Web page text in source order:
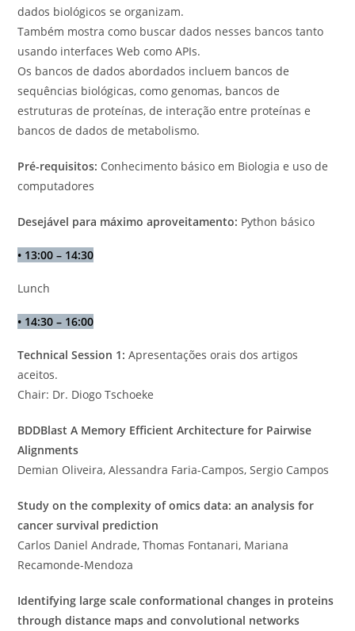
dados biológicos se organizam.
Também mostra como buscar dados nesses bancos tanto
usando interfaces Web como APIs.
Os bancos de dados abordados incluem bancos de
sequências biológicas, como genomas, bancos de
estruturas de proteínas, de interação entre proteínas e
bancos de dados de metabolismo.
Pré-requisitos: Conhecimento básico em Biologia e uso de
computadores
Desejável para máximo aproveitamento: Python básico
• 13:00 – 14:30
Lunch
• 14:30 – 16:00
Technical Session 1: Apresentações orais dos artigos
aceitos.
Chair: Dr. Diogo Tschoeke
BDDBlast A Memory Efficient Architecture for Pairwise
Alignments
Demian Oliveira, Alessandra Faria-Campos, Sergio Campos
Study on the complexity of omics data: an analysis for
cancer survival prediction
Carlos Daniel Andrade, Thomas Fontanari, Mariana
Recamonde-Mendoza
Identifying large scale conformational changes in proteins
through distance maps and convolutional networks